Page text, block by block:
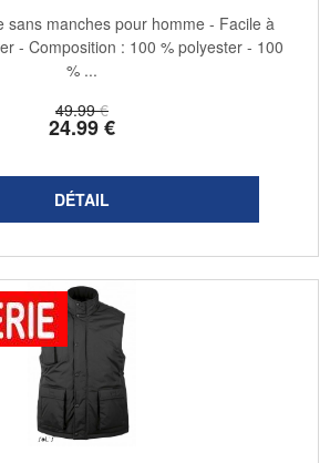
49.99 €
24.99€
sans manches pour homme - Facile à
- Composition : 100 % polyester - 100
% ...